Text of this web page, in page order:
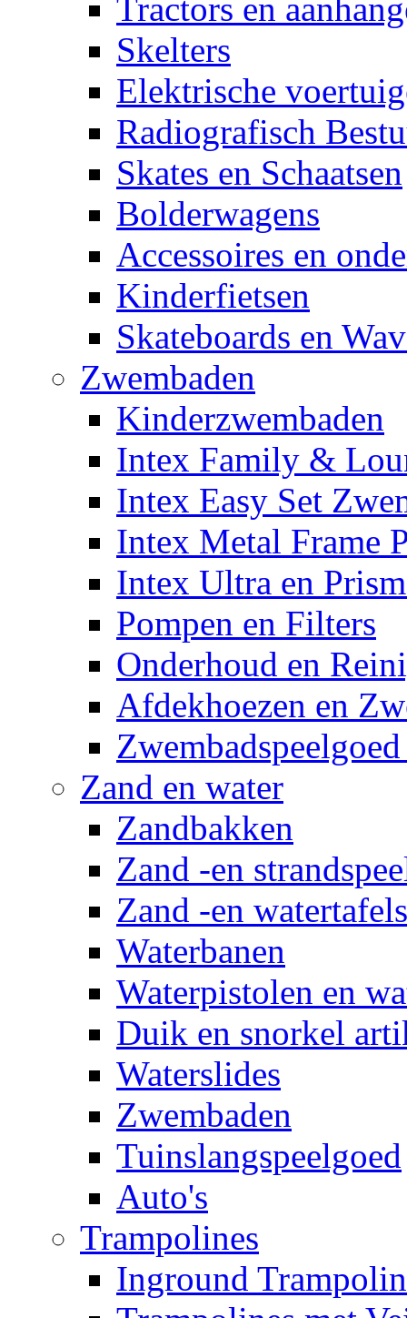
Tractors en
Skelters
Elektrische
Radiografisch
Skates en Schaatsen
Bolderwagens
Accessoires en
Kinderfietsen
Skateboards en
Zwembaden
Kinderzwembaden
Intex Family &
Intex Easy Set
Intex Metal Frame
Intex Ultra en
Pompen en Filters
Onderhoud en
Afdekhoezen en
Zand en water
Zandbakken
Zand -en
Zand -en watertafels
Waterbanen
Waterpistolen en
Duik en snorkel
Waterslides
Zwembaden
Tuinslangspeelgoed
Auto's
Trampolines
Inground